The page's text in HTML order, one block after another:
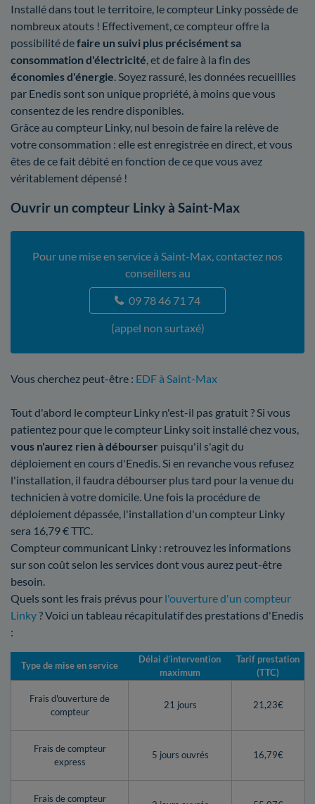
Installé dans tout le territoire, le compteur Linky possède de
nombreux atouts ! Effectivement, ce compteur offre la
possibilité defaire un suivi plus précisément sa
consommation d'électricité , et de faire à la fin des
économies d'énergie . Soyez rassuré, les données recueillies
par Enedis sont son unique propriété, à moins que vous
consentez de les rendre disponibles.
Grâce au compteur Linky, nul besoin de faire la relève de
votre consommation : elle est enregistrée en direct, et vous
êtes de ce fait débité en fonction de ce que vous avez
véritablement dépensé !
Ouvrir un compteur Linky à Saint-Max
Pour une mise en service à Saint-Max, contactez nos
conseillers au
09 78 46 71 74
(appel non surtaxé)
Vous cherchez peut-être : EDF à Saint-Max
Tout d'abord le compteur Linky n'est-il pas gratuit ? Si vous
patientez pour que le compteur Linky soit installé chez vous,
vous n'aurez rien à débourser puisqu'il s'agit du
déploiement en cours d'Enedis. Si en revanche vous refusez
l'installation, il faudra débourser plus tard pour la venue du
technicien à votre domicile. Une fois la procédure de
déploiement dépassée, l'installation d'un compteur Linky
sera 16,79 € TTC.
Compteur communicant Linky : retrouvez les informations
sur son coût selon les services dont vous aurez peut-être
besoin.
Quels sont les frais prévus pour l'ouverture d'un compteur
Linky? Voici un tableau récapitulatif des prestations d'Enedis
:
Type de mise en service
Délai d’intervention
maximum
Tarif prestation
(TTC)
Frais d'ouverture de
compteur
21 jours 21,23€
Frais de compteur
express
5 jours ouvrés 16,79€
Frais de compteur